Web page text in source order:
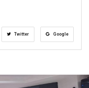
Twitter Google